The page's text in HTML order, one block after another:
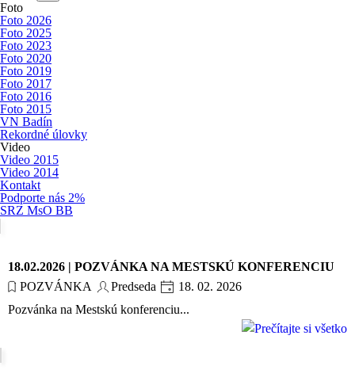
Foto
Foto 2026
Foto 2025
Foto 2023
Foto 2020
Foto 2019
Foto 2017
Foto 2016
Foto 2015
VN Badín
Rekordné úlovky
Video
Video 2015
Video 2014
Kontakt
Podporte nás 2%
SRZ MsO BB
18.02.2026 | POZVÁNKA NA MESTSKÚ KONFERENCIU
POZVÁNKA
Predseda
18. 02. 2026
Pozvánka na Mestskú konferenciu...